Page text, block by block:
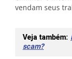
vendam seus
Veja também:
scam?